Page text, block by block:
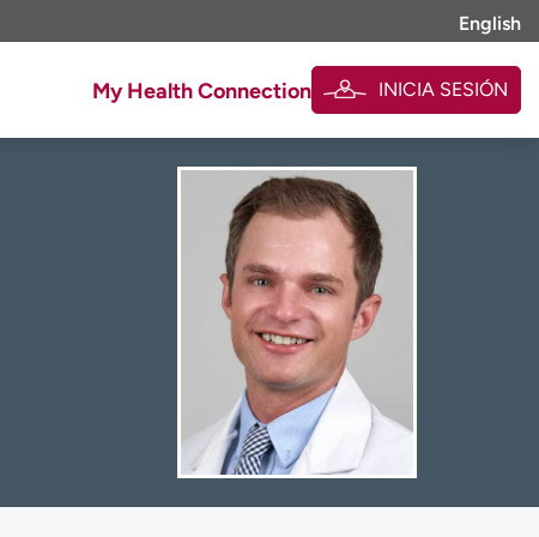
English
My Health Connection INICIA SESIÓN